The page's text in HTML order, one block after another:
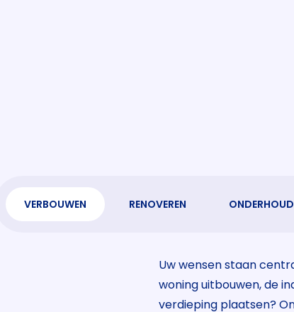
VERBOUWEN RENOVEREN ONDERHOUD
Uw wensen staan
woning uitbouwen, de
verdieping plaatsen?
Houten kozijnen
duurzaam triple glas of
inspecteert uw woning
Schilderwerk,
voeren onze
bespaart u ook op